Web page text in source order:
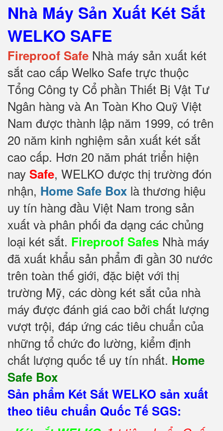
Nhà Máy Sản Xuất Két Sắt
WELKO SAFE
Fireproof Safe Nhà máy sản xuất két
sắt cao cấp Welko Safe trực thuộc
Tổng Công ty Cổ phần Thiết Bị Vật Tư
Ngân hàng và An Toàn Kho Quỹ Việt
Nam được thành lập năm 1999, có trên
20 năm kinh nghiệm sản xuất két sắt
cao cấp. Hơn 20 năm phát triển hiện
nay Safe, WELKO được thị trường đón
nhận, Home Safe Box là thương hiệu
uy tín hàng đầu Việt Nam trong sản
xuất và phân phối đa dạng các chủng
loại két sắt. Fireproof Safes Nhà máy
đã xuất khẩu sản phẩm đi gần 30 nước
trên toàn thế giới, đặc biệt với thị
trường Mỹ, các dòng két sắt của nhà
máy được đánh giá cao bởi chất lượng
vượt trội, đáp ứng các tiêu chuẩn của
những tổ chức đo lường, kiểm định
chất lượng quốc tế uy tín nhất. Home
Safe Box
Sản phẩm Két Sắt WELKO sản xuất
theo tiêu chuẩn Quốc Tế SGS: